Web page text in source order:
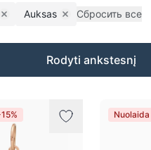
Remove filter
Auksas Remove filter
Сбросить все
Rodyti ankstesnį
Nuolaida